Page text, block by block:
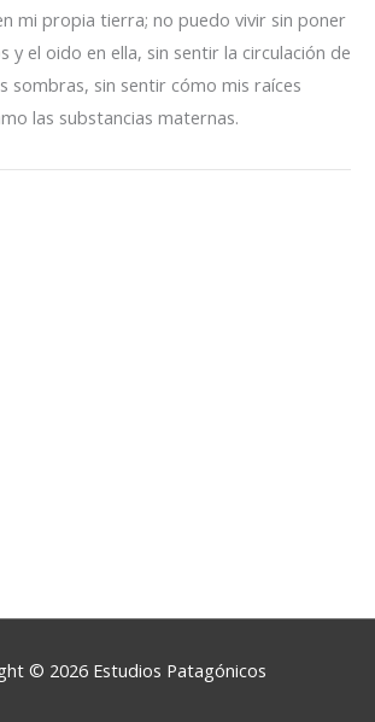
mi propia tierra; no puedo vivir sin poner
y el oido en ella, sin sentir la circulación de
sombras, sin sentir cómo mis raíces
las substancias maternas.
© 2026 Estudios Patagónicos